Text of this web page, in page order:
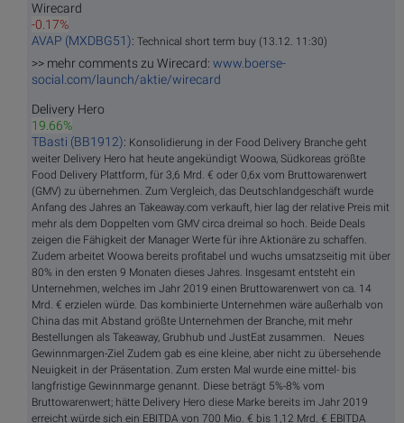
Wirecard
-0.17%
AVAP (MXDBG51): Technical short term buy (13.12. 11:30)
>> mehr comments zu Wirecard: www.boerse-
social.com/launch/aktie/wirecard
Delivery Hero
19.66%
TBasti (BB1912): Konsolidierung in der Food Delivery Branche geht
weiter Delivery Hero hat heute angekündigt Woowa, Südkoreas größte
Food Delivery Plattform, für 3,6 Mrd. € oder 0,6x vom Bruttowarenwert
(GMV) zu übernehmen. Zum Vergleich, das Deutschlandgeschäft wurde
Anfang des Jahres an Takeaway.com verkauft, hier lag der relative Preis mit
mehr als dem Doppelten vom GMV circa dreimal so hoch. Beide Deals
zeigen die Fähigkeit der Manager Werte für ihre Aktionäre zu schaffen.
Zudem arbeitet Woowa bereits profitabel und wuchs umsatzseitig mit über
80% in den ersten 9 Monaten dieses Jahres. Insgesamt entsteht ein
Unternehmen, welches im Jahr 2019 einen Bruttowarenwert von ca. 14
Mrd. € erzielen würde. Das kombinierte Unternehmen wäre außerhalb von
China das mit Abstand größte Unternehmen der Branche, mit mehr
Bestellungen als Takeaway, Grubhub und JustEat zusammen. Neues
Gewinnmargen-Ziel Zudem gab es eine kleine, aber nicht zu übersehende
Neuigkeit in der Präsentation. Zum ersten Mal wurde eine mittel- bis
langfristige Gewinnmarge genannt. Diese beträgt 5%-8% vom
Bruttowarenwert; hätte Delivery Hero diese Marke bereits im Jahr 2019
erreicht würde sich ein EBITDA von 700 Mio. € bis 1,12 Mrd. € EBITDA